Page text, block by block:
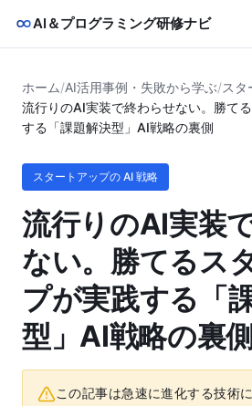
AI＆プログラミング研修ナビ
ホーム/AI活用事例・失敗から学ぶ/スタ
流行りのAI実装で終わらせない。勝て
する「課題解決型」AI戦略の裏側
スタートアップの AI 戦略
流行りのAI実装
ない。勝てるス
プが実践する「
型」AI戦略の裏
この記事は急速に進化する技術